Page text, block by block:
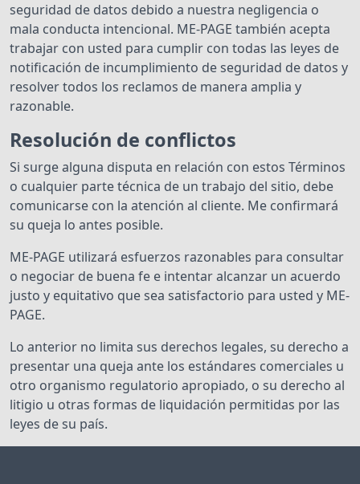
seguridad de datos debido a nuestra negligencia o
mala conducta intencional. ME-PAGE también acepta
trabajar con usted para cumplir con todas las leyes de
notificación de incumplimiento de seguridad de datos y
resolver todos los reclamos de manera amplia y
razonable.
Resolución de conflictos
Si surge alguna disputa en relación con estos Términos
o cualquier parte técnica de un trabajo del sitio, debe
comunicarse con la atención al cliente. Me confirmará
su queja lo antes posible.
ME-PAGE utilizará esfuerzos razonables para consultar
o negociar de buena fe e intentar alcanzar un acuerdo
justo y equitativo que sea satisfactorio para usted y ME-
PAGE.
Lo anterior no limita sus derechos legales, su derecho a
presentar una queja ante los estándares comerciales u
otro organismo regulatorio apropiado, o su derecho al
litigio u otras formas de liquidación permitidas por las
leyes de su país.